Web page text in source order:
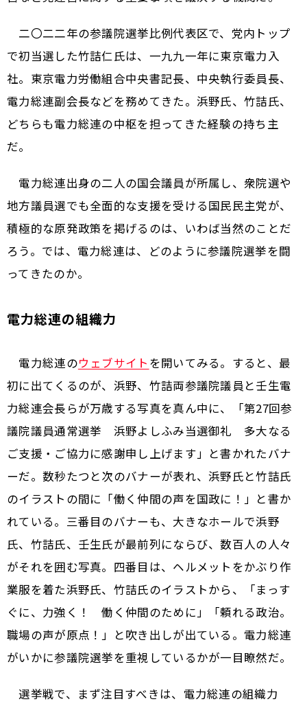
二〇二二年の参議院選挙比例代表区で、党内トップ
で初当選した竹詰仁氏は、一九九一年に東京電力入
社。東京電力労働組合中央書記長、中央執行委員長、
電力総連副会長などを務めてきた。浜野氏、竹詰氏、
どちらも電力総連の中枢を担ってきた経験の持ち主
だ。
電力総連出身の二人の国会議員が所属し、衆院選や
地方議員選でも全面的な支援を受ける国民民主党が、
積極的な原発政策を掲げるのは、いわば当然のことだ
ろう。では、電力総連は、どのように参議院選挙を闘
ってきたのか。
電力総連の組織力
電力総連のウェブサイト を開いてみる。すると、最
初に出てくるのが、浜野、竹詰両参議院議員と壬生電
力総連会長らが万歳する写真を真ん中に、「第27回参
議院議員通常選挙 浜野よしふみ当選御礼 多大なる
ご支援・ご協力に感謝申し上げます」と書かれたバナ
ーだ。数秒たつと次のバナーが表れ、浜野氏と竹詰氏
のイラストの間に「働く仲間の声を国政に！」と書か
れている。三番目のバナーも、大きなホールで浜野
氏、竹詰氏、壬生氏が最前列にならび、数百人の人々
がそれを囲む写真。四番目は、ヘルメットをかぶり作
業服を着た浜野氏、竹詰氏のイラストから、「まっす
ぐに、力強く！ 働く仲間のために」「頼れる政治。
職場の声が原点！」と吹き出しが出ている。電力総連
がいかに参議院選挙を重視しているかが一目瞭然だ。
選挙戦で、まず注目すべきは、電力総連の組織力